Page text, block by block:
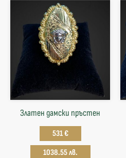
Златен дамски пръстен
531 €
1038.55 лв.